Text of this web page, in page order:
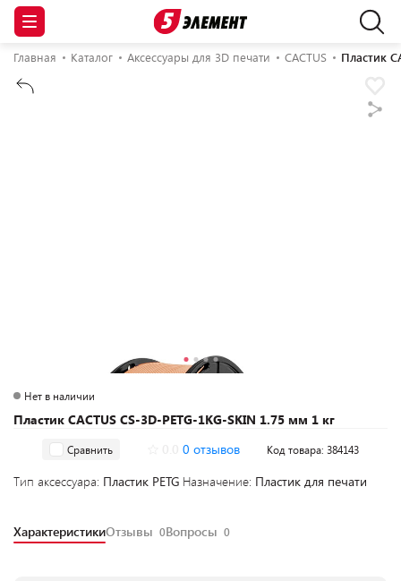
Главная Каталог Аксессуары для 3D печати CACTUS Пластик
Пластик CACTUS CS-3D-PETG-1KG-SKIN 1.75 мм 1 кг
Нет в наличии
Сравнить 0 отзывов Код товара: 384143
Тип аксессуара: Пластик PETG Назначение: Пластик для печати
ХарактеристикиОтзывы 0Вопросы 0